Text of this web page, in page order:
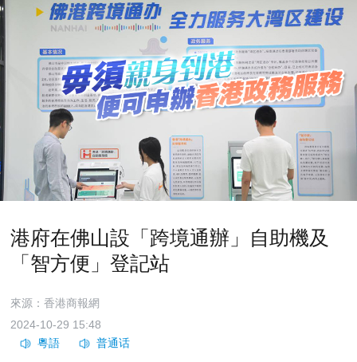
港府在佛山設「跨境通辦」自助機及
「智方便」登記站
來源：香港商報網
2024-10-29 15:48